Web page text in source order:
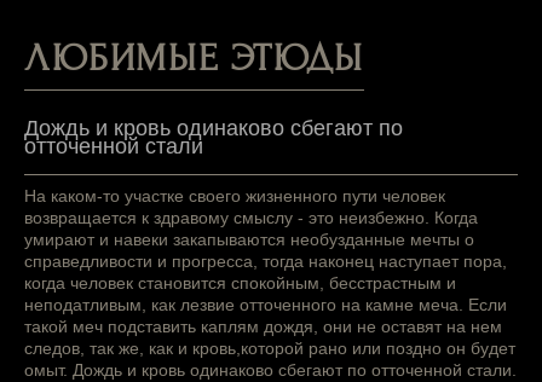
ЛЮБИМЫЕ ЭТЮДЫ
Дождь и кровь одинаково сбегают по
отточенной стали
На каком-то участке своего жизненного пути человек
возвращается к здравому смыслу - это неизбежно. Когда
умирают и навеки закапываются необузданные мечты о
справедливости и прогресса, тогда наконец наступает пора,
когда человек становится спокойным, бесстрастным и
неподатливым, как лезвие отточенного на камне меча. Если
такой меч подставить каплям дождя, они не оставят на нем
следов, так же, как и кровь,которой рано или поздно он будет
омыт. Дождь и кровь одинаково сбегают по отточенной стали.